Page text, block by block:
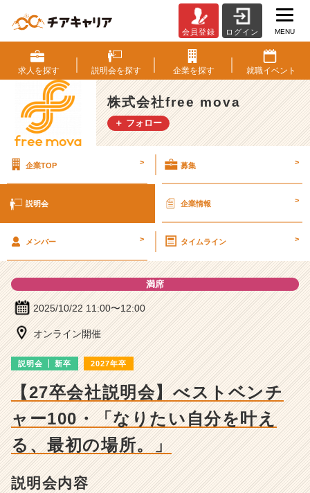
式
会
社
f
r
e
v
説
ベ
ャ
ー・
成
長
企
業
か
会員登録 ログイン MENU
求人を探す 説明会を探す 企業を探す 就職イベント
株式会社free mova
＋ フォロー
企業TOP > 募集 >
説明会 企業情報 >
メンバー > タイムライン >
満席
2025/10/22 11:00〜12:00
オンライン開催
説明会 新卒 2027年卒
【27卒会社説明会】べストベンチ
ャー100・「なりたい自分を叶え
る、最初の場所。」
説明会内容